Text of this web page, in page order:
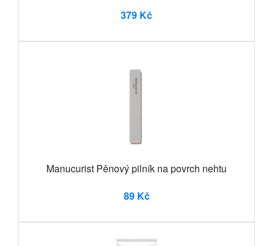
379 Kč
Manucurist Pěnový pilník na povrch nehtu
89 Kč